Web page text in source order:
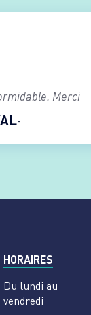
Merci
HORAIRES
Du lundi au
vendredi